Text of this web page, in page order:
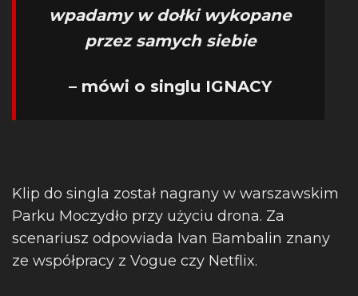
wpadamy w dołki wykopane
przez samych siebie
– mówi o singlu IGNACY
Klip do singla został nagrany w warszawskim
Parku Moczydło przy użyciu drona. Za
scenariusz odpowiada Ivan Bambalin znany
ze współpracy z Vogue czy Netflix.